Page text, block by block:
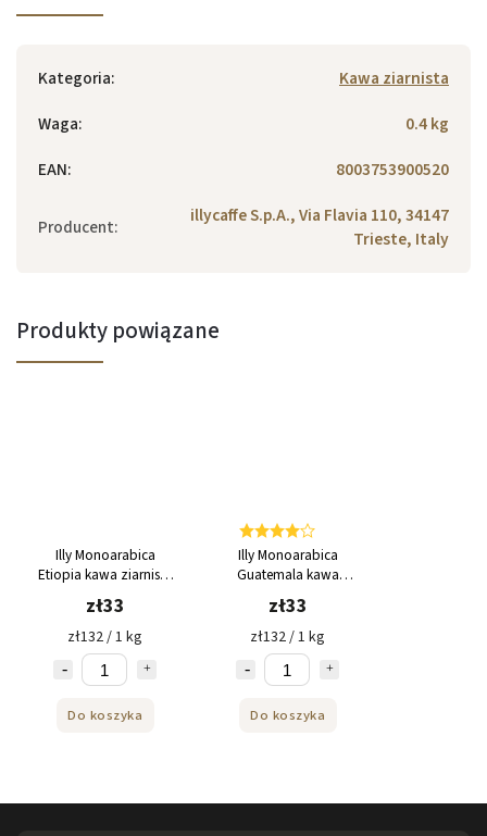
Kategoria:
Kawa ziarnista
Waga:
0.4 kg
EAN: 8003753900520
Producent:
illycaffe S.p.A., Via Flavia 110, 34147
Trieste, Italy
Produkty powiązane
Illy Monoarabica
Etiopia kawa ziarnista
250g
zł33
zł132 / 1 kg
Do koszyka
Illy Monoarabica
Guatemala kawa
ziarnista 250g
zł33
zł132 / 1 kg
Do koszyka